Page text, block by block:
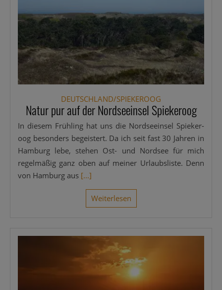
DEUTSCHLAND/SPIEKEROOG
Natur pur auf der Nordseeinsel Spiekeroog
In die­sem Früh­ling hat uns die Nord­see­insel Spie­ker­
oog beson­ders begeis­tert. Da ich seit fast 30 Jah­ren in
Ham­burg lebe, ste­hen Ost- und Nord­see für mich
regel­mä­ßig ganz oben auf mei­ner Urlaubs­lis­te. Denn
von Ham­burg aus [...]
Wei­ter­le­sen